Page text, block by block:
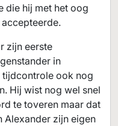
die hij met het oog
zijn eerste
in
tijdcontrole ook nog
Hij wist nog wel snel
te toveren maar dat
Alexander zijn eigen